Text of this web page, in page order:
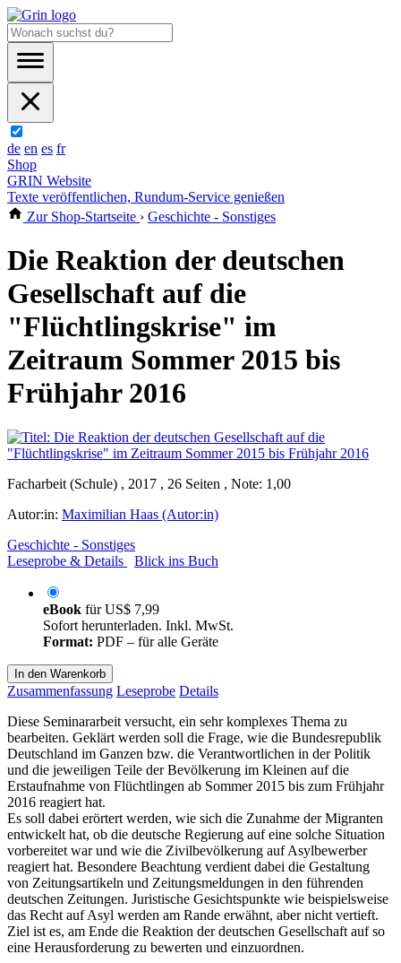
de en es fr
Shop
GRIN Website
Texte veröffentlichen, Rundum-Service genießen
Zur Shop-Startseite › Geschichte - Sonstiges
Die Reaktion der deutschen
Gesellschaft auf die
"Flüchtlingskrise" im
Zeitraum Sommer 2015 bis
Frühjahr 2016
Facharbeit (Schule) , 2017 , 26 Seiten , Note: 1,00
Autor:in: Maximilian Haas (Autor:in)
Geschichte - Sonstiges
Leseprobe & Details
Blick ins Buch
eBook fürUS$ 7,99
Sofort herunterladen. Inkl. MwSt.
Format: PDF – für alle Geräte
In den Warenkorb
Zusammenfassung Leseprobe Details
Diese Seminararbeit versucht, ein sehr komplexes Thema zu
bearbeiten. Geklärt werden soll die Frage, wie die Bundesrepublik
Deutschland im Ganzen bzw. die Verantwortlichen in der Politik
und die jeweiligen Teile der Bevölkerung im Kleinen auf die
Erstaufnahme von Flüchtlingen ab Sommer 2015 bis zum Frühjahr
2016 reagiert hat.
Es soll dabei erörtert werden, wie sich die Zunahme der Migranten
entwickelt hat, ob die deutsche Regierung auf eine solche Situation
vorbereitet war und wie die Zivilbevölkerung auf Asylbewerber
reagiert hat. Besondere Beachtung verdient dabei die Gestaltung
von Zeitungsartikeln und Zeitungsmeldungen in den führenden
deutschen Zeitungen. Juristische Gesichtspunkte wie beispielsweise
das Recht auf Asyl werden am Rande erwähnt, aber nicht vertieft.
Ziel ist es, am Ende die Reaktion der deutschen Gesellschaft auf so
eine Herausforderung zu bewerten und einzuordnen.